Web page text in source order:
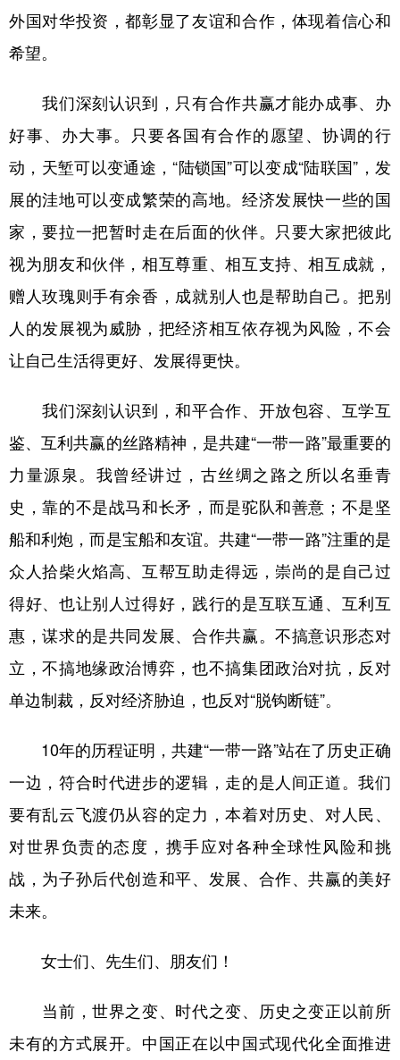
外国对华投资，都彰显了友谊和合作，体现着信心和
希望。
我们深刻认识到，只有合作共赢才能办成事、办
好事、办大事。只要各国有合作的愿望、协调的行
动，天堑可以变通途，“陆锁国”可以变成“陆联国”，发
展的洼地可以变成繁荣的高地。经济发展快一些的国
家，要拉一把暂时走在后面的伙伴。只要大家把彼此
视为朋友和伙伴，相互尊重、相互支持、相互成就，
赠人玫瑰则手有余香，成就别人也是帮助自己。把别
人的发展视为威胁，把经济相互依存视为风险，不会
让自己生活得更好、发展得更快。
我们深刻认识到，和平合作、开放包容、互学互
鉴、互利共赢的丝路精神，是共建“一带一路”最重要的
力量源泉。我曾经讲过，古丝绸之路之所以名垂青
史，靠的不是战马和长矛，而是驼队和善意；不是坚
船和利炮，而是宝船和友谊。共建“一带一路”注重的是
众人拾柴火焰高、互帮互助走得远，崇尚的是自己过
得好、也让别人过得好，践行的是互联互通、互利互
惠，谋求的是共同发展、合作共赢。不搞意识形态对
立，不搞地缘政治博弈，也不搞集团政治对抗，反对
单边制裁，反对经济胁迫，也反对“脱钩断链”。
10年的历程证明，共建“一带一路”站在了历史正确
一边，符合时代进步的逻辑，走的是人间正道。我们
要有乱云飞渡仍从容的定力，本着对历史、对人民、
对世界负责的态度，携手应对各种全球性风险和挑
战，为子孙后代创造和平、发展、合作、共赢的美好
未来。
女士们、先生们、朋友们！
当前，世界之变、时代之变、历史之变正以前所
未有的方式展开。中国正在以中国式现代化全面推进